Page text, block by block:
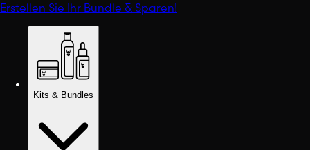
Erstellen Sie Ihr Bundle & Sparen!
Kits & Bundles